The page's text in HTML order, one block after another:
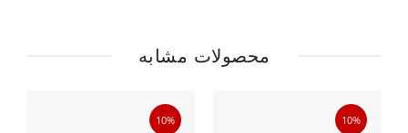
محصولات مشابه
10%
10%